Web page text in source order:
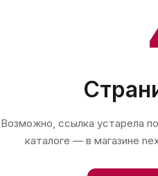
Возможно, ссылка устарела
каталоге — в магазине